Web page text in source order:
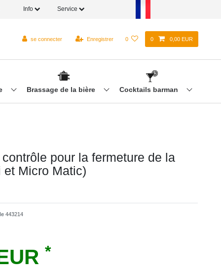
Info Service
se connecter Enregistrer 0 0 0,00 EUR
Brassage de la bière Cocktails barman
pour la fermeture de la
et Micro Matic)
443214
*